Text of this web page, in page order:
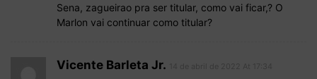
Sena, zagueirao pra ser titular, como vai ficar,? O
Marlon vai continuar como titular?
Vicente Barleta Jr.